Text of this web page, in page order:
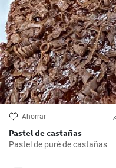
Ahorrar
Pastel de castañas
Pastel de puré de castañas